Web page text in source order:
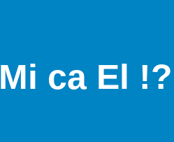
Mi ca El !?